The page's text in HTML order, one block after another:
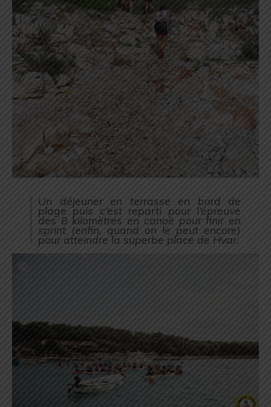
Un déjeuner en terrasse en bord de
plage puis c’est reparti pour l’épreuve
des 8 kilomètres en canoë pour finir en
sprint (enfin, quand on le peut encore)
pour atteindre la superbe place de Hvar.